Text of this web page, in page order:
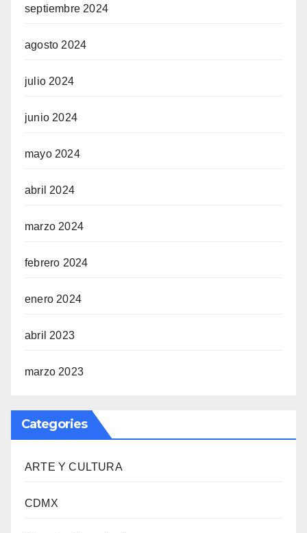
septiembre 2024
agosto 2024
julio 2024
junio 2024
mayo 2024
abril 2024
marzo 2024
febrero 2024
enero 2024
abril 2023
marzo 2023
Categories
ARTE Y CULTURA
CDMX